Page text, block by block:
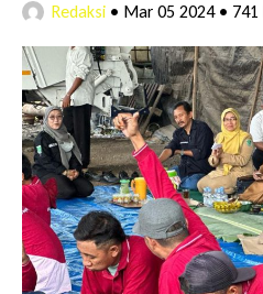
RSUD Bangil Raih
Perkuat Layanan Code
Hakim Sebut Saksi
Angkutan Bawang Bombay
Redaksi • Mar 05 2024•